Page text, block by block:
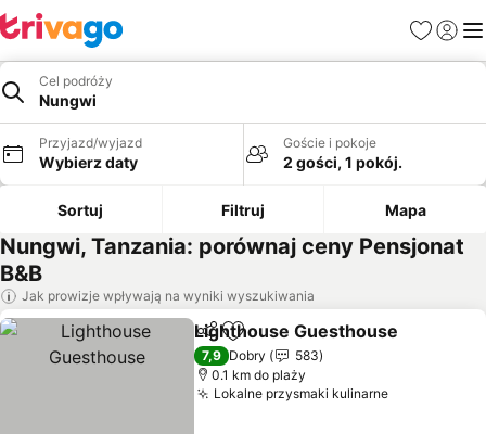
Ulubione
Cel podróży
Nungwi
Przyjazd/wyjazd
Wybierz daty
Goście i pokoje
2 gości, 1 pokój.
Sortuj Filtruj Mapa
Nungwi, Tanzania: porównaj ceny Pensjonat
B&B
Jak prowizje wpływają na wyniki wyszukiwania
Udostępnij
Dodaj do ulubionych
Lighthouse Guesthouse
7,9 Dobry
583
0.1 km do plaży
Lokalne przysmaki kulinarne